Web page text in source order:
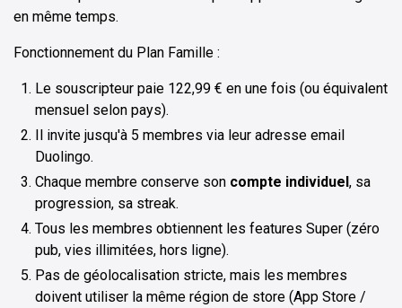
en même temps.
Fonctionnement du Plan Famille :
Le souscripteur paie 122,99 € en une fois (ou équivalent
mensuel selon pays).
Il invite jusqu'à 5 membres via leur adresse email
Duolingo.
Chaque membre conserve son compte individuel, sa
progression, sa streak.
Tous les membres obtiennent les features Super (zéro
pub, vies illimitées, hors ligne).
Pas de géolocalisation stricte, mais les membres
doivent utiliser la même région de store (App Store /